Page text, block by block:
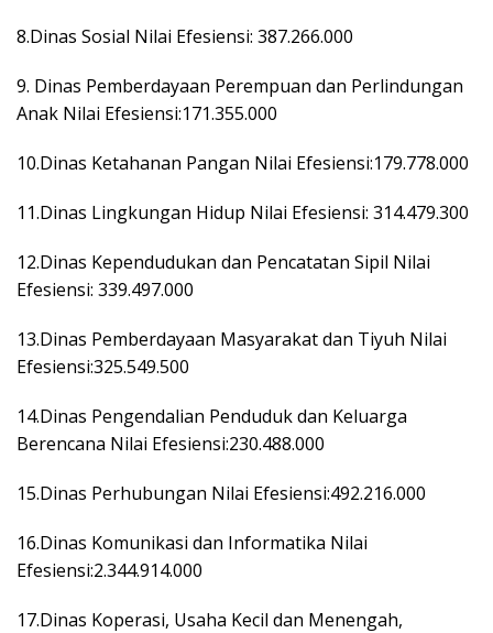
8.Dinas Sosial Nilai Efesiensi: 387.266.000
9. Dinas Pemberdayaan Perempuan dan Perlindungan
Anak Nilai Efesiensi:171.355.000
10.Dinas Ketahanan Pangan Nilai Efesiensi:179.778.000
11.Dinas Lingkungan Hidup Nilai Efesiensi: 314.479.300
12.Dinas Kependudukan dan Pencatatan Sipil Nilai
Efesiensi: 339.497.000
13.Dinas Pemberdayaan Masyarakat dan Tiyuh Nilai
Efesiensi:325.549.500
14.Dinas Pengendalian Penduduk dan Keluarga
Berencana Nilai Efesiensi:230.488.000
15.Dinas Perhubungan Nilai Efesiensi:492.216.000
16.Dinas Komunikasi dan Informatika Nilai
Efesiensi:2.344.914.000
17.Dinas Koperasi, Usaha Kecil dan Menengah,